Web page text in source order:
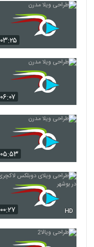
۰۳:۲۵
۰۶:۰۷
۰۵:۵۳
۰۰:۲۷ HD